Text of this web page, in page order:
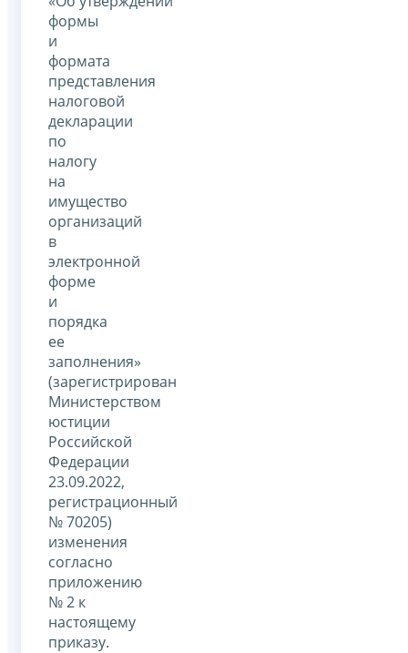
формы
и
формата
представления
налоговой
декларации
по
налогу
на
имущество
организаций
в
электронной
форме
и
порядка
ее
заполнения»
(зарегистрирован
Министерством
юстиции
Российской
Федерации
23.09.2022,
регистрационный
№ 70205)
изменения
согласно
приложению
№ 2 к
настоящему
приказу.